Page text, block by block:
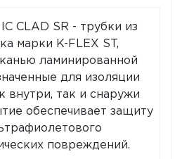
CLAD SR - трубки из
марки K-FLEX ST,
ламинированной
для изоляции
внутри, так и снаружи
обеспечивает защиту
повреждений.